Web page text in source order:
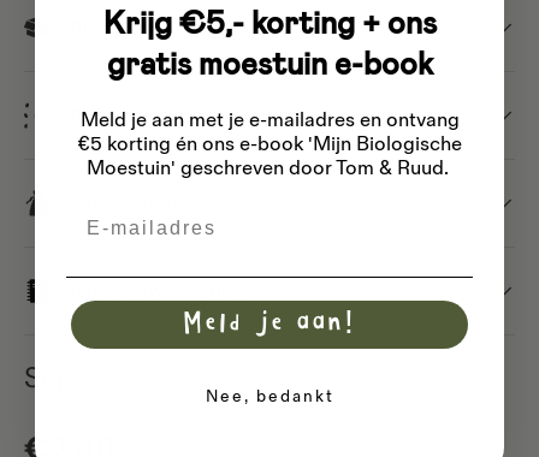
Dispatch
Different types of seeds
Sage
Regular price
€2,48
Krijg €5,- korting + ons
gratis moestuin e-book
Meld je aan met je e-mailadres en ontvang
€5 korting én ons e-book 'Mijn Biologische
Moestuin' geschreven door Tom & Ruud.
Meld je aan!
Nee, bedankt